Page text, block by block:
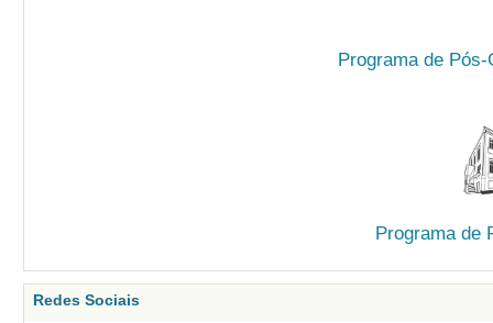
Programa de
Programa de
Redes Sociais